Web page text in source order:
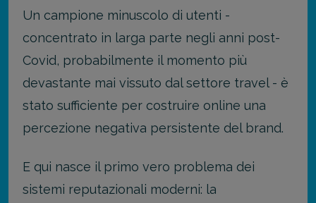
Un campione minuscolo di utenti -
concentrato in larga parte negli anni post-
Covid, probabilmente il momento più
devastante mai vissuto dal settore travel - è
stato sufficiente per costruire online una
percezione negativa persistente del brand.
E qui nasce il primo vero problema dei
sistemi reputazionali moderni: la